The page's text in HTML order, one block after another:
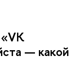
— какой